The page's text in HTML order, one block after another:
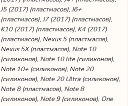
J5 (2017) (пластмасов), J6+
(пластмасов), J7 (2017) (пластмасов),
K10 (2017) (пластмасов), K4 (2017)
(пластмасов), Nexus 5 (пластмасов),
Nexus 5X (пластмасов), Note 10
(силиконов), Note 10 lite (силиконов),
Note 10+ (силиконов), Note 20
(силиконов), Note 20 Ultra (силиконов),
Note 8 (пластмасов), Note 8
(силиконов), Note 9 (силиконов), One